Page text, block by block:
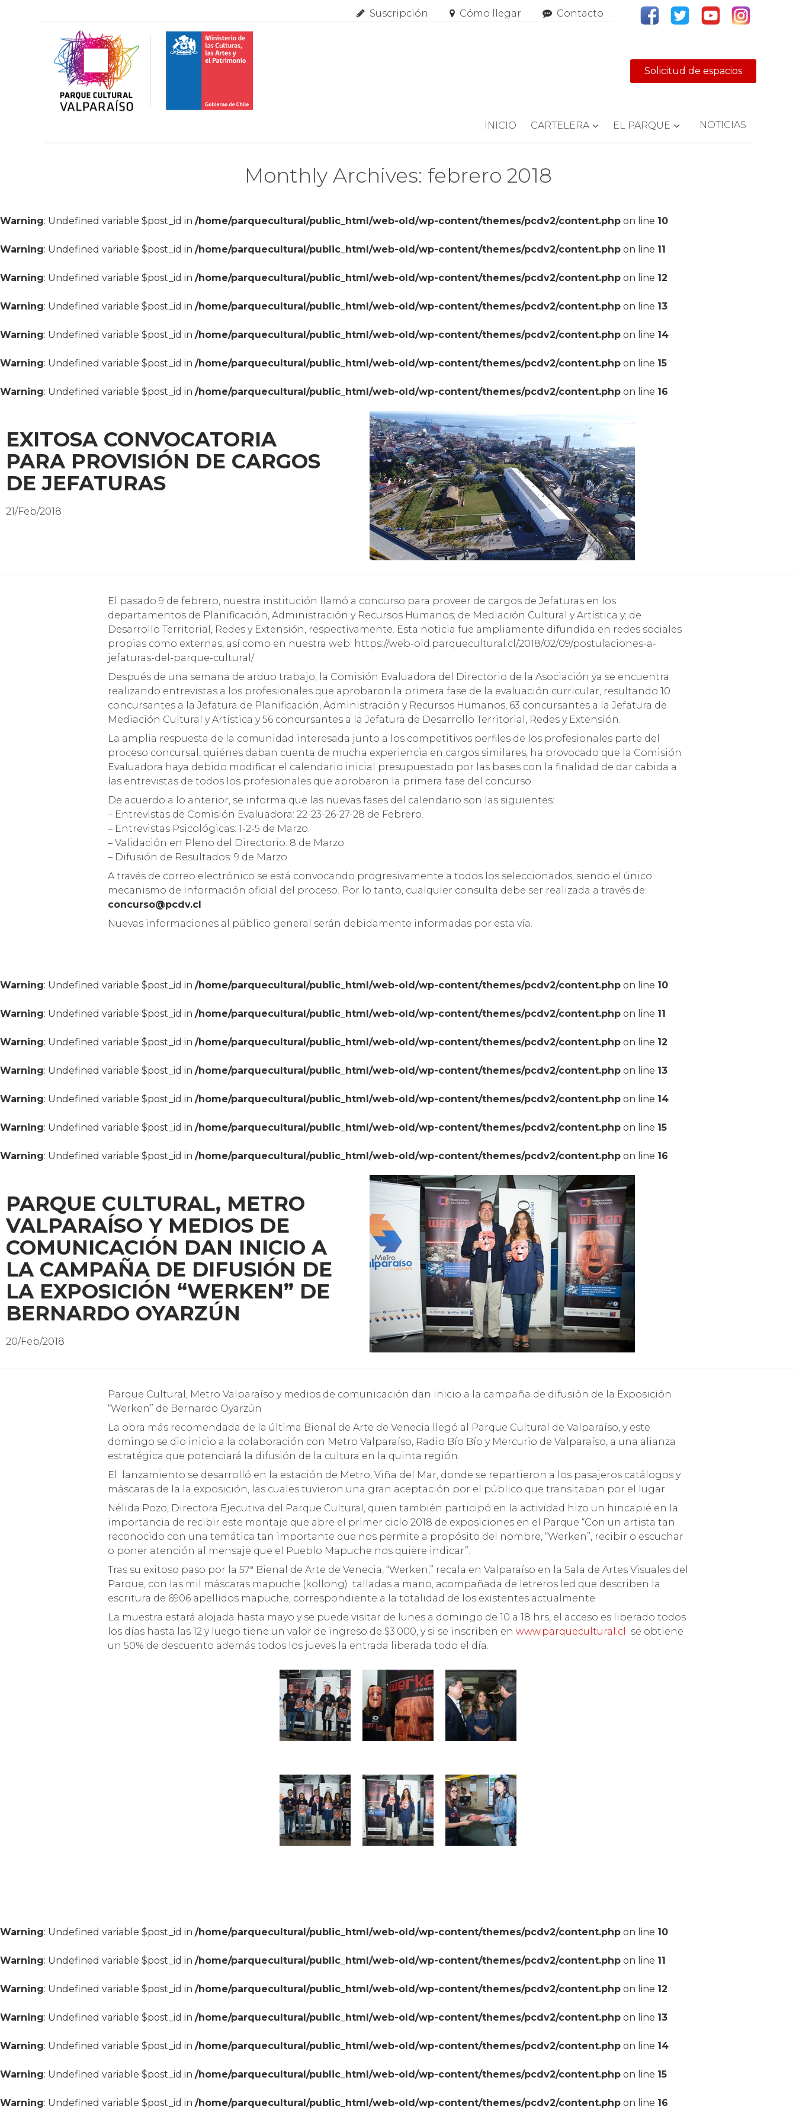
Suscripción Cómo llegar Contacto
Solicitud de espacios
INICIO CARTELERA EL PARQUE NOTICIAS
Monthly Archives: febrero 2018
Warning: Undefined variable $post_id in /home/parquecultural/public_html/web-old/wp-content/themes/pcdv2/content.php on line 10
Warning: Undefined variable $post_id in /home/parquecultural/public_html/web-old/wp-content/themes/pcdv2/content.php on line 11
Warning: Undefined variable $post_id in /home/parquecultural/public_html/web-old/wp-content/themes/pcdv2/content.php on line 12
Warning: Undefined variable $post_id in /home/parquecultural/public_html/web-old/wp-content/themes/pcdv2/content.php on line 13
Warning: Undefined variable $post_id in /home/parquecultural/public_html/web-old/wp-content/themes/pcdv2/content.php on line 14
Warning: Undefined variable $post_id in /home/parquecultural/public_html/web-old/wp-content/themes/pcdv2/content.php on line 15
Warning: Undefined variable $post_id in /home/parquecultural/public_html/web-old/wp-content/themes/pcdv2/content.php on line 16
EXITOSA CONVOCATORIA
PARA PROVISIÓN DE CARGOS
DE JEFATURAS
21/Feb/2018
El pasado 9 de febrero, nuestra institución llamó a concurso para proveer de cargos de Jefaturas en los
departamentos de Planificación, Administración y Recursos Humanos; de Mediación Cultural y Artística y; de
Desarrollo Territorial, Redes y Extensión, respectivamente. Esta noticia fue ampliamente difundida en redes sociales
propias como externas, así como en nuestra web: https://web-old.parquecultural.cl/2018/02/09/postulaciones-a-
jefaturas-del-parque-cultural/
Después de una semana de arduo trabajo, la Comisión Evaluadora del Directorio de la Asociación ya se encuentra
realizando entrevistas a los profesionales que aprobaron la primera fase de la evaluación curricular, resultando 10
concursantes a la Jefatura de Planificación, Administración y Recursos Humanos, 63 concursantes a la Jefatura de
Mediación Cultural y Artística y 56 concursantes a la Jefatura de Desarrollo Territorial, Redes y Extensión.
La amplia respuesta de la comunidad interesada junto a los competitivos perfiles de los profesionales parte del
proceso concursal, quiénes daban cuenta de mucha experiencia en cargos similares, ha provocado que la Comisión
Evaluadora haya debido modificar el calendario inicial presupuestado por las bases con la finalidad de dar cabida a
las entrevistas de todos los profesionales que aprobaron la primera fase del concurso.
De acuerdo a lo anterior, se informa que las nuevas fases del calendario son las siguientes:
– Entrevistas de Comisión Evaluadora: 22-23-26-27-28 de Febrero.
– Entrevistas Psicológicas: 1-2-5 de Marzo.
– Validación en Pleno del Directorio: 8 de Marzo.
– Difusión de Resultados: 9 de Marzo.
A través de correo electrónico se está convocando progresivamente a todos los seleccionados, siendo el único
mecanismo de información oficial del proceso. Por lo tanto, cualquier consulta debe ser realizada a través de:
concurso@pcdv.cl
Nuevas informaciones al público general serán debidamente informadas por esta vía.
Warning: Undefined variable $post_id in /home/parquecultural/public_html/web-old/wp-content/themes/pcdv2/content.php on line 10
Warning: Undefined variable $post_id in /home/parquecultural/public_html/web-old/wp-content/themes/pcdv2/content.php on line 11
Warning: Undefined variable $post_id in /home/parquecultural/public_html/web-old/wp-content/themes/pcdv2/content.php on line 12
Warning: Undefined variable $post_id in /home/parquecultural/public_html/web-old/wp-content/themes/pcdv2/content.php on line 13
Warning: Undefined variable $post_id in /home/parquecultural/public_html/web-old/wp-content/themes/pcdv2/content.php on line 14
Warning: Undefined variable $post_id in /home/parquecultural/public_html/web-old/wp-content/themes/pcdv2/content.php on line 15
Warning: Undefined variable $post_id in /home/parquecultural/public_html/web-old/wp-content/themes/pcdv2/content.php on line 16
PARQUE CULTURAL, METRO
VALPARAÍSO Y MEDIOS DE
COMUNICACIÓN DAN INICIO A
LA CAMPAÑA DE DIFUSIÓN DE
LA EXPOSICIÓN “WERKEN” DE
BERNARDO OYARZÚN
20/Feb/2018
Parque Cultural, Metro Valparaíso y medios de comunicación dan inicio a la campaña de difusión de la Exposición
“Werken” de Bernardo Oyarzún
La obra más recomendada de la última Bienal de Arte de Venecia llegó al Parque Cultural de Valparaíso, y este
domingo se dio inicio a la colaboración con Metro Valparaíso, Radio Bío Bío y Mercurio de Valparaíso, a una alianza
estratégica que potenciará la difusión de la cultura en la quinta región.
El lanzamiento se desarrolló en la estación de Metro, Viña del Mar, donde se repartieron a los pasajeros catálogos y
máscaras de la la exposición, las cuales tuvieron una gran aceptación por el público que transitaban por el lugar.
Nélida Pozo, Directora Ejecutiva del Parque Cultural, quien también participó en la actividad hizo un hincapié en la
importancia de recibir este montaje que abre el primer ciclo 2018 de exposiciones en el Parque “Con un artista tan
reconocido con una temática tan importante que nos permite a propósito del nombre, “Werken”, recibir o escuchar
o poner atención al mensaje que el Pueblo Mapuche nos quiere indicar”.
Tras su exitoso paso por la 57ª Bienal de Arte de Venecia, “Werken,” recala en Valparaíso en la Sala de Artes Visuales del
Parque, con las mil máscaras mapuche (kollong) talladas a mano, acompañada de letreros led que describen la
escritura de 6906 apellidos mapuche, correspondiente a la totalidad de los existentes actualmente.
La muestra estará alojada hasta mayo y se puede visitar de lunes a domingo de 10 a 18 hrs, el acceso es liberado todos
los días hasta las 12 y luego tiene un valor de ingreso de $3.000, y si se inscriben en www.parquecultural.cl
se obtiene
un 50% de descuento además todos los jueves la entrada liberada todo el día.
Warning: Undefined variable $post_id in /home/parquecultural/public_html/web-old/wp-content/themes/pcdv2/content.php on line 10
Warning: Undefined variable $post_id in /home/parquecultural/public_html/web-old/wp-content/themes/pcdv2/content.php on line 11
Warning: Undefined variable $post_id in /home/parquecultural/public_html/web-old/wp-content/themes/pcdv2/content.php on line 12
Warning: Undefined variable $post_id in /home/parquecultural/public_html/web-old/wp-content/themes/pcdv2/content.php on line 13
Warning: Undefined variable $post_id in /home/parquecultural/public_html/web-old/wp-content/themes/pcdv2/content.php on line 14
Warning: Undefined variable $post_id in /home/parquecultural/public_html/web-old/wp-content/themes/pcdv2/content.php on line 15
Warning: Undefined variable $post_id in /home/parquecultural/public_html/web-old/wp-content/themes/pcdv2/content.php on line 16